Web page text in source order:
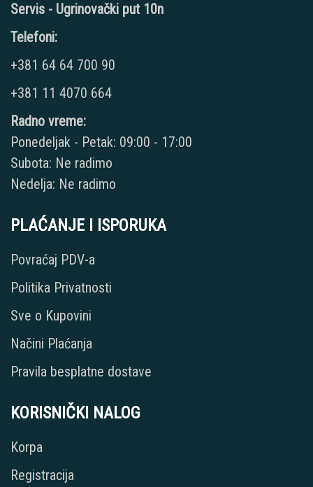
Servis - Ugrinovački put 10n
Telefoni:
+381 64 64 700 90
+381 11 4070 664
Radno vreme:
Ponedeljak - Petak: 09:00 - 17:00
Subota: Ne radimo
Nedelja: Ne radimo
PLAĆANJE I ISPORUKA
Povraćaj PDV-a
Politika Privatnosti
Sve o Kupovini
Načini Plaćanja
Pravila besplatne dostave
KORISNIČKI NALOG
Korpa
Registracija